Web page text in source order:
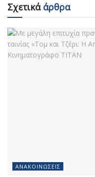
Σχετικάάρθρα
ΑΝΑΚΟΙΝΏΣΕΙΣ